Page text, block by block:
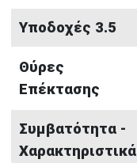
Υποδοχές 3.5
Θύρες
Επέκτασης
Συμβατότητα -
Χαρακτηριστικά